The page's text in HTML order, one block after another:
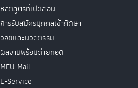
หลักสูตรที่เปิดสอน
การรับสมัครบุคคลเข้าศึกษา
วิจัยและนวัตกรรม
ผลงานพร้อมถ่ายทอด
MFU Mail
E-Service